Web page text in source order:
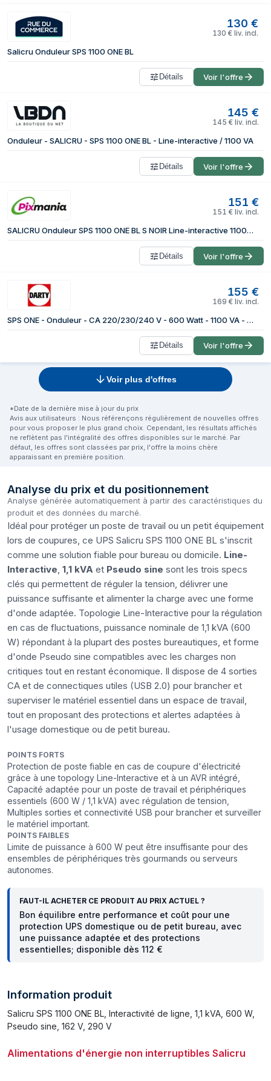
130 €
130 € liv. incl.
Salicru Onduleur SPS 1100 ONE BL
Détails Voir l'offre
145 €
145 € liv. incl.
Onduleur - SALICRU - SPS 1100 ONE BL - Line-interactive / 1100 VA
Détails Voir l'offre
151 €
151 € liv. incl.
SALICRU Onduleur SPS 1100 ONE BL S NOIR Line-interactive 1100VA USB 4prises Shuko/FR Protection surcharge Garantie 3 ans 662AG000010
Détails Voir l'offre
155 €
169 € liv. incl.
SPS ONE - Onduleur - CA 220/230/240 V - 600 Watt - 1100 VA - connecteurs de sortie : 4
Détails Voir l'offre
Voir plus d'offres
*Date de la dernière mise à jour du prix
Avis aux utilisateurs : Nous référençons régulièrement de nouvelles offres
pour vous proposer le plus grand choix. Cependant, les résultats affichés
ne reflètent pas l'intégralité des offres disponibles sur le marché. Par
défaut, les offres sont classées par prix, l'offre la moins chère
apparaissant en première position.
Analyse du prix et du positionnement
Analyse générée automatiquement à partir des caractéristiques du
produit et des données du marché.
Idéal pour protéger un poste de travail ou un petit équipement
lors de coupures, ce UPS Salicru SPS 1100 ONE BL s'inscrit
comme une solution fiable pour bureau ou domicile. Line-
Interactive 1,1 kVA et Pseudo sine sont les trois specs
clés qui permettent de réguler la tension, délivrer une
puissance suffisante et alimenter la charge avec une forme
d'onde adaptée. Topologie Line-Interactive pour la régulation
en cas de fluctuations, puissance nominale de 1,1 kVA (600
W) répondant à la plupart des postes bureautiques, et forme
d'onde Pseudo sine compatibles avec les charges non
critiques tout en restant économique. Il dispose de 4 sorties
CA et de connectiques utiles (USB 2.0) pour brancher et
superviser le matériel essentiel dans un espace de travail,
tout en proposant des protections et alertes adaptées à
l'usage domestique ou de petit bureau.
POINTS FORTS
Protection de poste fiable en cas de coupure d'électricité
grâce à une topology Line-Interactive et à un AVR intégré,
Capacité adaptée pour un poste de travail et périphériques
essentiels (600 W / 1,1 kVA) avec régulation de tension,
Multiples sorties et connectivité USB pour brancher et surveiller
le matériel important.
POINTS FAIBLES
Limite de puissance à 600 W peut être insuffisante pour des
ensembles de périphériques très gourmands ou serveurs
autonomes.
FAUT-IL ACHETER CE PRODUIT AU PRIX ACTUEL ?
Bon équilibre entre performance et coût pour une
protection UPS domestique ou de petit bureau, avec
une puissance adaptée et des protections
essentielles; disponible dès 112 €
Information produit
Salicru SPS 1100 ONE BL, Interactivité de ligne, 1,1 kVA, 600 W,
Pseudo sine, 162 V, 290 V
Alimentations d'énergie non interruptibles Salicru